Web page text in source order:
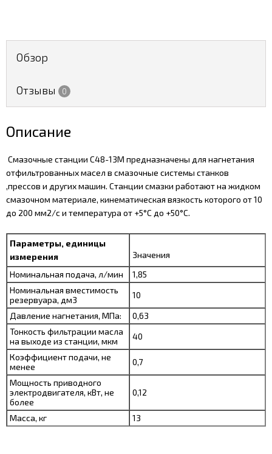
Обзор
Отзывы 0
Описание
Смазочные станции С48-13М предназначены для нагнетания
отфильтрованных масел в смазочные системы станков
,прессов и других машин. Станции смазки работают на жидком
смазочном материале, кинематическая вязкость которого от 10
до 200 мм2/с и температура от +5°С до +50°С.
Параметры, единицы
измерения
Значения
Номинальная подача, л/мин
1,85
Номинальная вместимость
резервуара, дм3
10
Давление нагнетания, МПа:
0,63
Тонкость фильтрации масла
на выходе из станции, мкм
40
Коэффициент подачи, не
менее
0,7
Мощность приводного
электродвигателя, кВт, не
более
0,12
Масса, кг 13